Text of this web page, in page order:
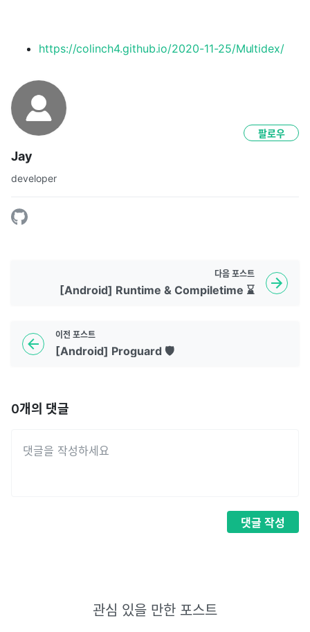
https://colinch4.github.io/2020-11-25/Multidex/
Jay
developer
팔로우
이전 포스트
[Android] Proguard 🛡
다음 포스트
[Android] Runtime & Compiletime ⌛️
0개의 댓글
댓글 작성
관심 있을 만한 포스트